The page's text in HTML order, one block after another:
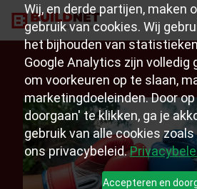
Wij, en derde partijen, maken
gebruik van cookies. Wij
het bijhouden van
Google Analytics zijn volledig
om voorkeuren op te slaan,
marketingdoeleinden. Door
doorgaan' te klikken, ga je
gebruik van alle cookies
ons privacybeleid.
Accepteren en